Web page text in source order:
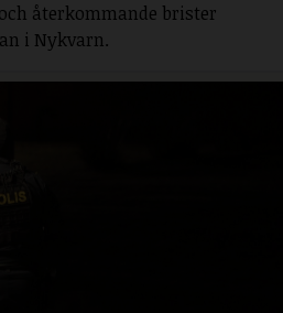
återkommande brister
i Nykvarn.